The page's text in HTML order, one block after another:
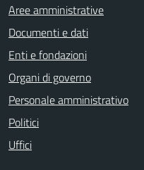
Aree amministrative
Documenti e dati
Enti e fondazioni
Organi di governo
Personale amministrativo
Politici
Uffici